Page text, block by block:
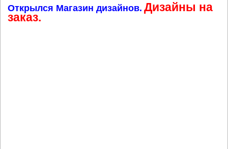
Открылся Магазин дизайнов. Дизайны на
заказ.